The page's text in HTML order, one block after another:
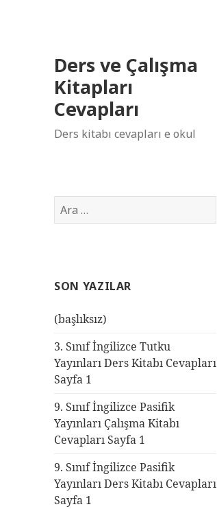
Ders ve Çalışma
Kitapları
Cevapları
Ders kitabı cevapları e okul
Arama:
SON YAZILAR
(başlıksız)
3. Sınıf İngilizce Tutku
Yayınları Ders Kitabı Cevapları
Sayfa 1
9. Sınıf İngilizce Pasifik
Yayınları Çalışma Kitabı
Cevapları Sayfa 1
9. Sınıf İngilizce Pasifik
Yayınları Ders Kitabı Cevapları
Sayfa 1